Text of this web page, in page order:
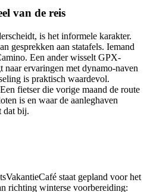
van de reis
is het informele karakter.
gesprekken aan statafels. Iemand
Een ander wisselt GPX-
naar ervaringen met dynamo-naven
is praktisch waardevol.
fietser die vorige maand de route
is en waar de aanleghaven
dat bij.
staat gepland voor het
richting winterse voorbereiding: